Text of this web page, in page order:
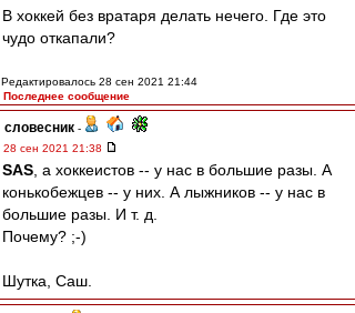
В хоккей без вратаря делать нечего. Где это
чудо откапали?
Редактировалось 28 сен 2021 21:44
Последнее сообщение
словесник -
28 сен 2021 21:38
SAS , а хоккеистов -- у нас в большие разы. А
конькобежцев -- у них. А лыжников -- у нас в
большие разы. И т. д.
Почему? ;-)
Шутка, Саш.